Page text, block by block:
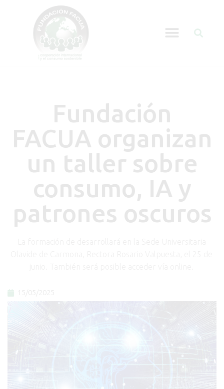
Fundación
FACUA organizan
un taller sobre
consumo, IA y
patrones oscuros
15/05/2025